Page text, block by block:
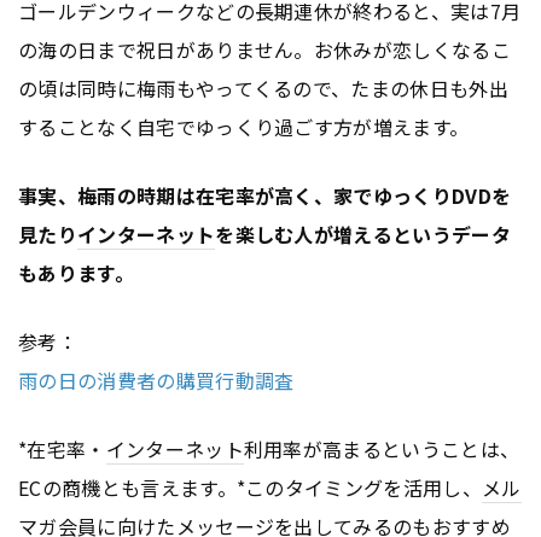
ゴールデンウィークなどの長期連休が終わると、実は7月
の海の日まで祝日がありません。お休みが恋しくなるこ
の頃は同時に梅雨もやってくるので、たまの休日も外出
することなく自宅でゆっくり過ごす方が増えます。
事実、梅雨の時期は在宅率が高く、家でゆっくりDVDを
見たりインターネットを楽しむ人が増えるというデータ
もあります。
参考：
雨の日の消費者の購買行動調査
*在宅率・ インターネット利用率が高まるということは、
ECの商機とも言えます。*このタイミングを活用し、 メル
マガ会員に向けたメッセージを出してみるのもおすすめ